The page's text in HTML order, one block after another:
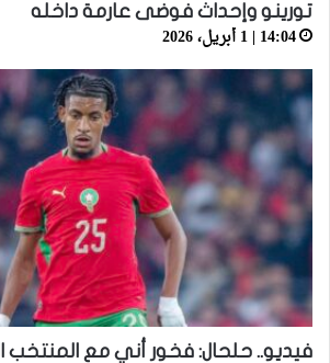
تورينو وإحداث فوضى عارمة داخله
14:04 | 1 أبريل، 2026
فيديو.. حلحال: فخور أني مع